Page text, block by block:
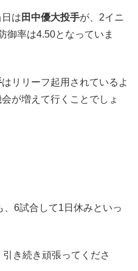
は 田中優大投手が、2イニ
御率は4.50となっていま
はリリーフ起用されているよ
が増えて行くことでしょ
6試合して1日休みといっ
き続き頑張ってくださ